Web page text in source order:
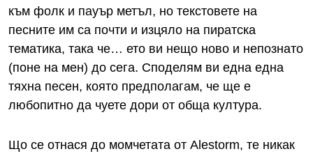
към фолк и пауър метъл, но текстовете на
песните им са почти и изцяло на пиратска
тематика, така че… ето ви нещо ново и непознато
(поне на мен) до сега. Споделям ви една една
тяхна песен, която предполагам, че ще е
любопитно да чуете дори от обща култура.
Що се отнася до момчетата от Alestorm, те никак